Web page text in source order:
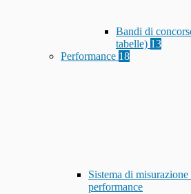
Bandi di
tabelle) 13
Performance 18
Sistema di
performance